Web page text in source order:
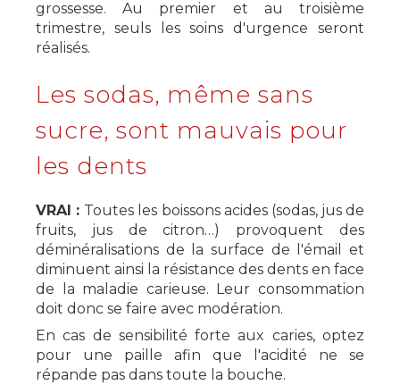
grossesse. Au premier et au troisième
trimestre, seuls les soins d'urgence seront
réalisés.
Les sodas, même sans
sucre, sont mauvais pour
les dents
VRAI : Toutes les boissons acides (sodas, jus de
fruits, jus de citron…) provoquent des
déminéralisations de la surface de l'émail et
diminuent ainsi la résistance des dents en face
de la maladie carieuse. Leur consommation
doit donc se faire avec modération.
En cas de sensibilité forte aux caries, optez
pour une paille afin que l'acidité ne se
répande pas dans toute la bouche.